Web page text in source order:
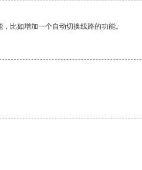
比如增加一个自动切换线路的功能。